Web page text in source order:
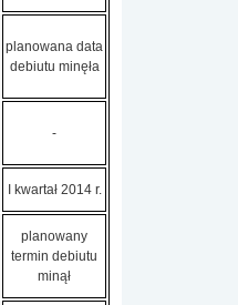
planowana data
debiutu minęła
-
I kwartał 2014 r.
planowany
termin debiutu
minął